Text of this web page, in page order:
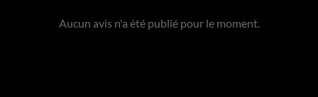
Aucun avis n'a été publié pour le moment.